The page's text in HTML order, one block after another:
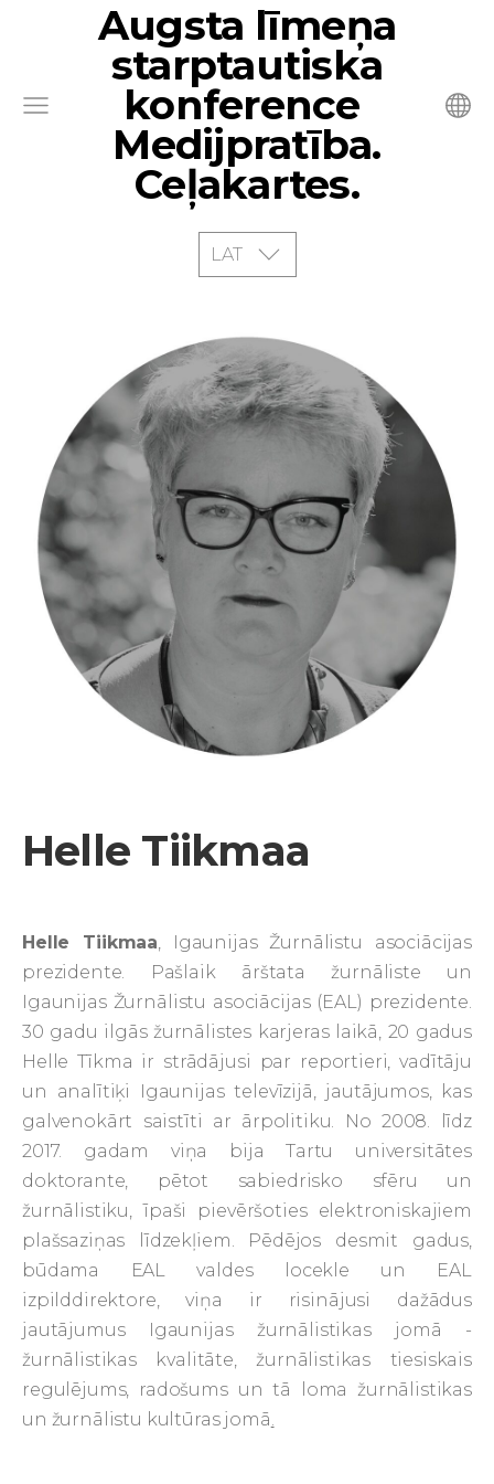
Augsta līmeņa
starptautiska
konference
Medijpratība.
Ceļakartes.
LAT
Helle Tiikmaa
Helle Tiikmaa, Igaunijas Žurnālistu asociācijas
prezidente. Pašlaik ārštata žurnāliste un
Igaunijas Žurnālistu asociācijas (EAL) prezidente.
30 gadu ilgās žurnālistes karjeras laikā, 20 gadus
Helle Tīkma ir strādājusi par reportieri, vadītāju
un analītiķi Igaunijas televīzijā, jautājumos, kas
galvenokārt saistīti ar ārpolitiku. No 2008. līdz
2017. gadam viņa bija Tartu universitātes
doktorante, pētot sabiedrisko sfēru un
žurnālistiku, īpaši pievēršoties elektroniskajiem
plašsaziņas līdzekļiem. Pēdējos desmit gadus,
būdama EAL valdes locekle un EAL
izpilddirektore, viņa ir risinājusi dažādus
jautājumus Igaunijas žurnālistikas jomā -
žurnālistikas kvalitāte, žurnālistikas tiesiskais
regulējums, radošums un tā loma žurnālistikas
un žurnālistu kultūras jomā.